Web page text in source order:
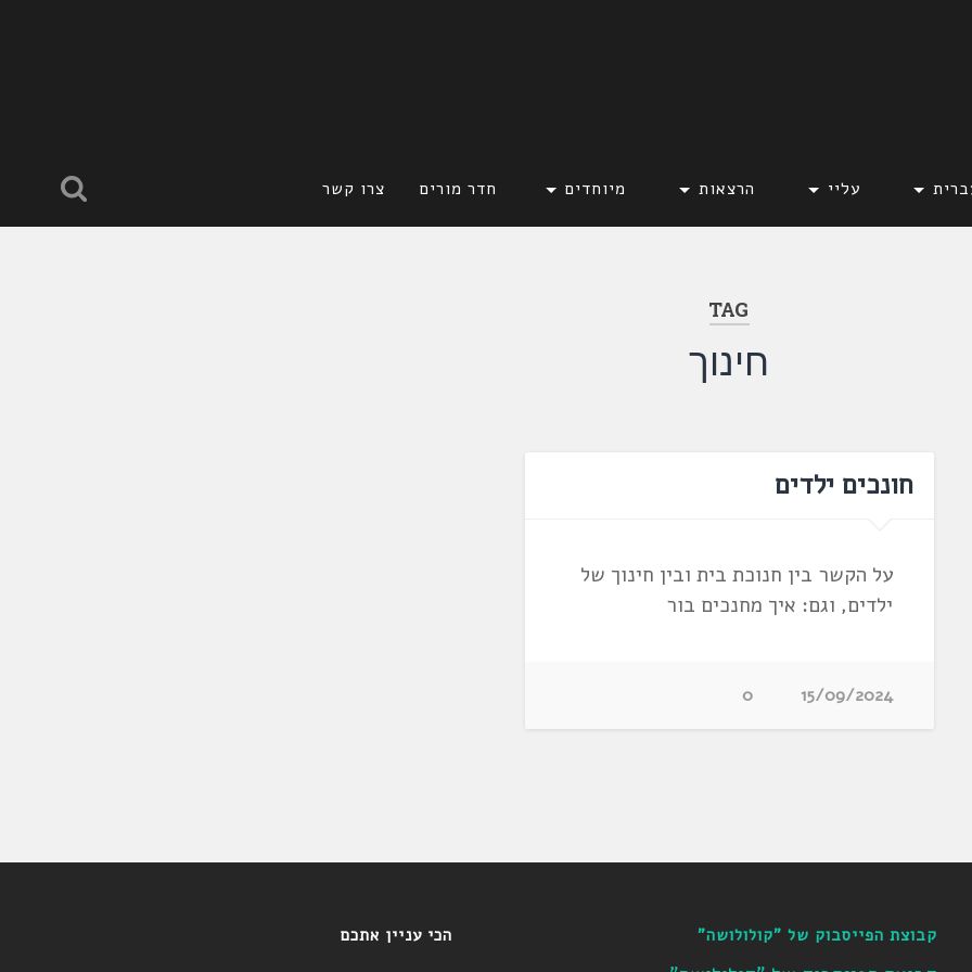
עליי הרצאות מיוחדים חדר מורים צרו קשר
TAG
חינוך
חונכים ילדים
על הקשר בין חנוכת בית ובין חינוך של
ילדים, וגם: איך מחנכים בור
15/09/2024
0
קבוצת הפייסבוק של "קולולושה" הכי עניין אתכם